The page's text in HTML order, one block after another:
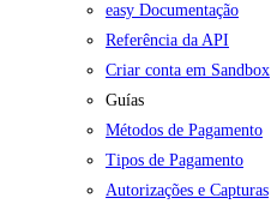
easy Documentação
Referência da API
Criar conta em Sandbox
Guías
Métodos de Pagamento
Tipos de Pagamento
Autorizações e Capturas